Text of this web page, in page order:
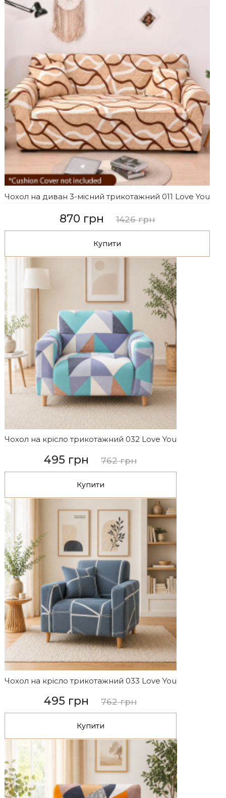
Чохол на диван 3-місний трикотажний 011 Love You
870 грн 1426 грн
Купити
Чохол на крісло трикотажний 032 Love You
495 грн 762 грн
Купити
Чохол на крісло трикотажний 033 Love You
495 грн 762 грн
Купити